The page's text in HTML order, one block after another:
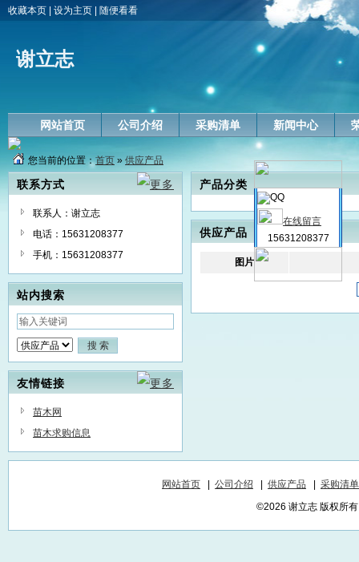
收藏本页 设为主页 随便看看
谢立志
网站首页 公司介绍 采购清单 新闻中心
您当前的位置：首页 » 供应产品
联系方式
联系人：谢立志
电话：15631208377
手机：15631208377
站内搜索
友情链接
苗木网
苗木求购信息
产品分类
供应产品
图片
在线留言
15631208377
网站首页 公司介绍 供应产品
采购清单
©2026 谢立志 版权所